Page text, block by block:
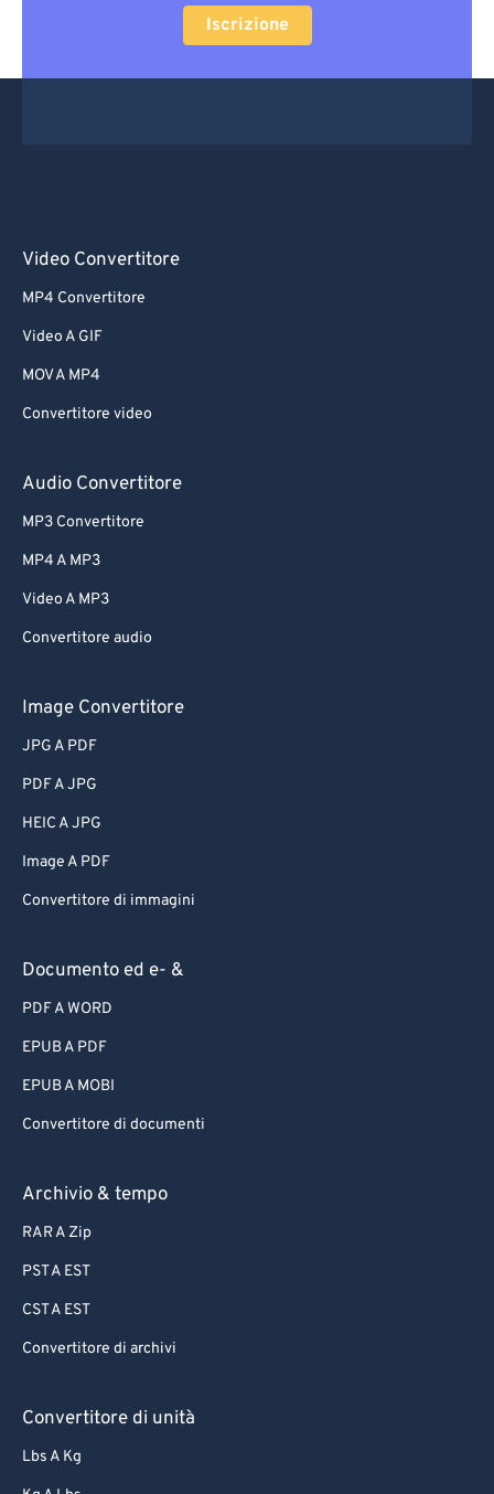
Iscrizione
Video Convertitore
MP4 Convertitore
Video A GIF
MOV A MP4
Convertitore video
Audio Convertitore
MP3 Convertitore
MP4 A MP3
Video A MP3
Convertitore audio
Image Convertitore
JPG A PDF
PDF A JPG
HEIC A JPG
Image A PDF
Convertitore di immagini
Documento ed e- &
PDF A WORD
EPUB A PDF
EPUB A MOBI
Convertitore di documenti
Archivio & tempo
RAR A Zip
PST A EST
CST A EST
Convertitore di archivi
Convertitore di unità
Lbs A Kg